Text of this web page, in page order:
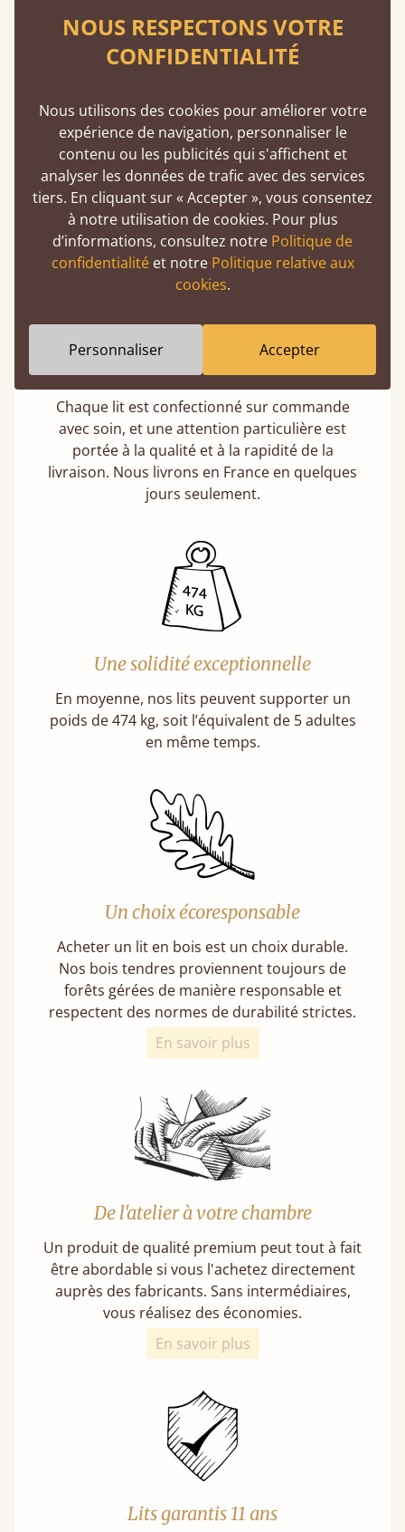
Assemblage à tenon et à mortaise
Cette technique de menuiserie existe depuis
2500 av. J.-C. Une méthode éprouvée
garantissant solidité et durabilité.
Fabrication artisanale et européenne
Chaque lit est confectionné sur commande
avec soin, et une attention particulière est
portée à la qualité et à la rapidité de la
livraison. Nous livrons en France en quelques
jours seulement.
Une solidité exceptionnelle
En moyenne, nos lits peuvent supporter un
poids de 474 kg, soit l’équivalent de 5 adultes
en même temps.
Un choix écoresponsable
Acheter un lit en bois est un choix durable.
Nos bois tendres proviennent toujours de
forêts gérées de manière responsable et
respectent des normes de durabilité strictes.
En savoir plus
De l'atelier à votre chambre
Un produit de qualité premium peut tout à fait
être abordable si vous l'achetez directement
auprès des fabricants. Sans intermédiaires,
vous réalisez des économies.
En savoir plus
Lits garantis 11 ans
NOUS RESPECTONS VOTRE
CONFIDENTIALITÉ
Nous utilisons des cookies pour améliorer votre
expérience de navigation, personnaliser le
contenu ou les publicités qui s'affichent et
analyser les données de trafic avec des services
tiers. En cliquant sur « Accepter », vous consentez
à notre utilisation de cookies. Pour plus
d’informations, consultez notre Politique de
confidentialitéet notre Politique relative aux
cookies.
Personnaliser Accepter